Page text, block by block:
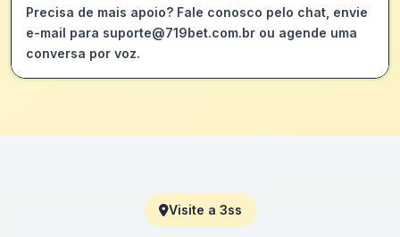
Precisa de mais apoio? Fale conosco pelo chat, envie
e-mail para suporte@719bet.com.br ou agende uma
conversa por voz.
Visite a 3ss